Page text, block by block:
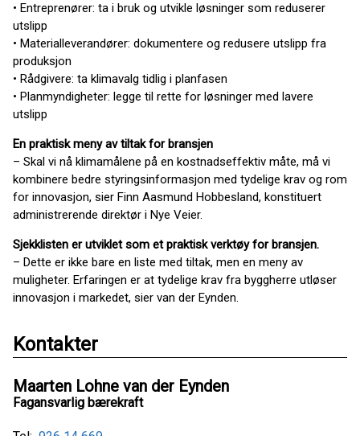
• Entreprenører: ta i bruk og utvikle løsninger som reduserer
utslipp
• Materialleverandører: dokumentere og redusere utslipp fra
produksjon
• Rådgivere: ta klimavalg tidlig i planfasen
• Planmyndigheter: legge til rette for løsninger med lavere
utslipp
En praktisk meny av tiltak for bransjen
– Skal vi nå klimamålene på en kostnadseffektiv måte, må vi
kombinere bedre styringsinformasjon med tydelige krav og rom
for innovasjon, sier Finn Aasmund Hobbesland, konstituert
administrerende direktør i Nye Veier.
Sjekklisten er utviklet som et praktisk verktøy for bransjen.
– Dette er ikke bare en liste med tiltak, men en meny av
muligheter. Erfaringen er at tydelige krav fra byggherre utløser
innovasjon i markedet, sier van der Eynden.
Kontakter
Maarten Lohne van der Eynden
Fagansvarlig bærekraft